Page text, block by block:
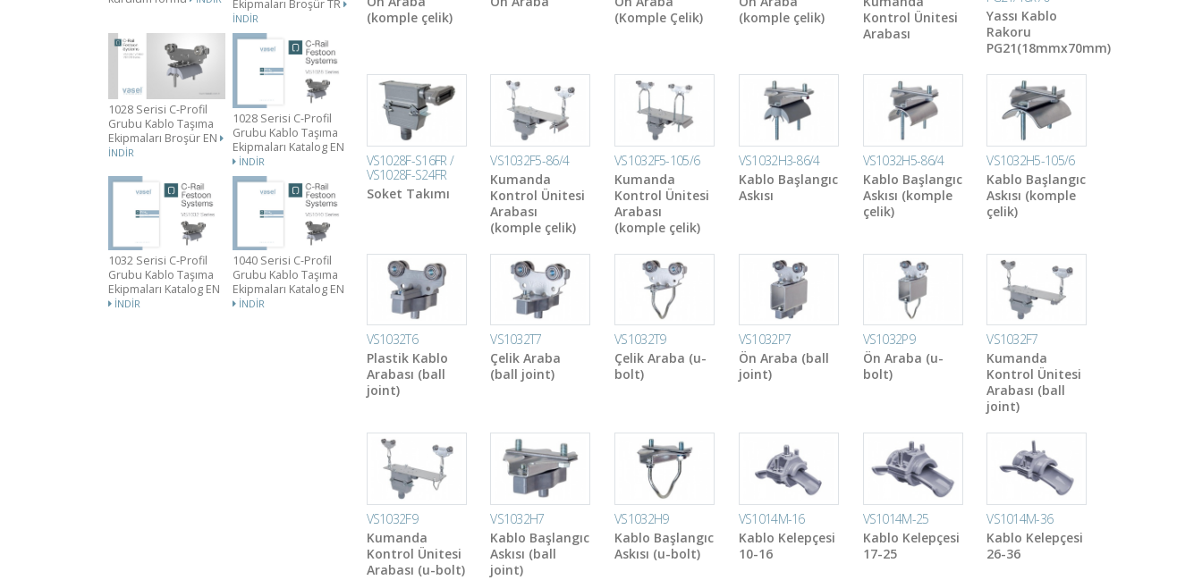
Ekipmaları Broşür TR
İNDIR
1028 Serisi C-Profil
Grubu Kablo Taşıma
Ekipmaları Broşür EN
İNDIR
1028 Serisi C-Profil
Grubu Kablo Taşıma
Ekipmaları Katalog EN
İNDIR
1032 Serisi C-Profil
Grubu Kablo Taşıma
Ekipmaları Katalog EN
İNDIR
1040 Serisi C-Profil
Grubu Kablo Taşıma
Ekipmaları Katalog EN
İNDIR
(komple çelik)
(Komple Çelik)
(komple çelik)
Kontrol Ünitesi
Arabası
Yassı Kablo
Rakoru
PG21(18mmx70mm)
VS1028F-S16FR /
VS1028F-S24FR
Soket Takımı
VS1032F5-86/4
Kumanda
Kontrol Ünitesi
Arabası
(komple çelik)
VS1032F5-105/6
Kumanda
Kontrol Ünitesi
Arabası
(komple çelik)
VS1032H3-86/4
Kablo Başlangıc
Askısı
VS1032H5-86/4
Kablo Başlangıc
Askısı (komple
çelik)
VS1032H5-105/6
Kablo Başlangıc
Askısı (komple
çelik)
VS1032T6
Plastik Kablo
Arabası (ball
joint)
VS1032T7
Çelik Araba
(ball joint)
VS1032T9
Çelik Araba (u-
bolt)
VS1032P7
Ön Araba (ball
joint)
VS1032P9
Ön Araba (u-
bolt)
VS1032F7
Kumanda
Kontrol Ünitesi
Arabası (ball
joint)
VS1032F9
Kumanda
Kontrol Ünitesi
Arabası (u-bolt)
VS1032H7
Kablo Başlangıc
Askısı (ball
joint)
VS1032H9
Kablo Başlangıc
Askısı (u-bolt)
VS1014M-16
Kablo Kelepçesi
10-16
VS1014M-25
Kablo Kelepçesi
17-25
VS1014M-36
Kablo Kelepçesi
26-36